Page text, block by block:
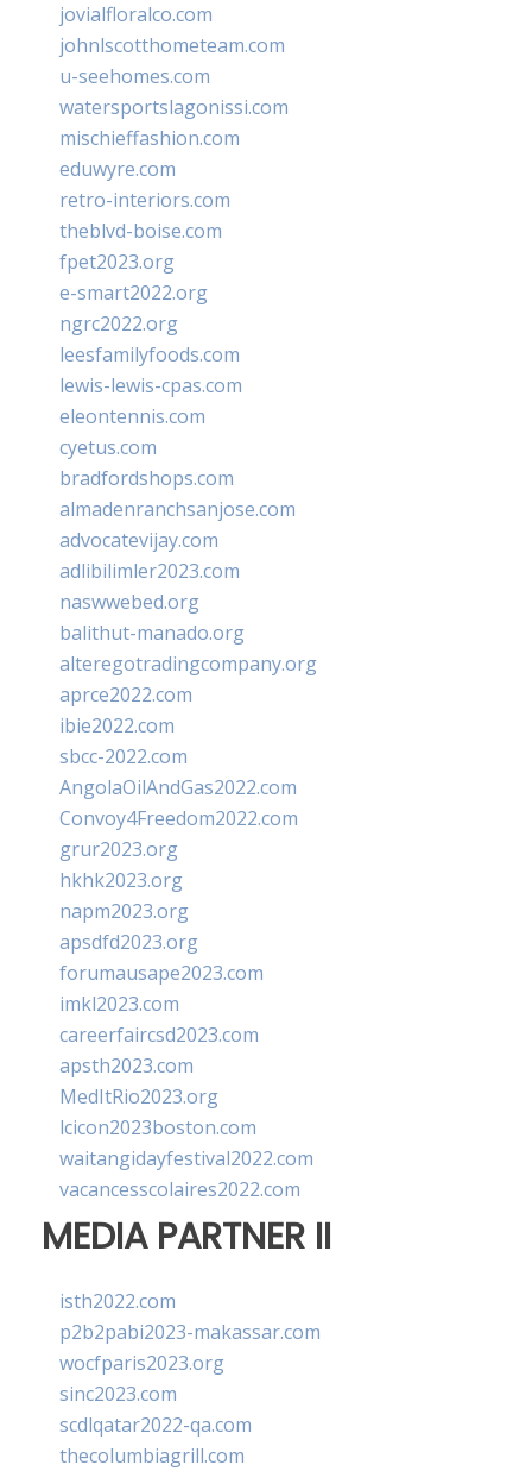
jovialfloralco.com
johnlscotthometeam.com
u-seehomes.com
watersportslagonissi.com
mischieffashion.com
eduwyre.com
retro-interiors.com
theblvd-boise.com
fpet2023.org
e-smart2022.org
ngrc2022.org
leesfamilyfoods.com
lewis-lewis-cpas.com
eleontennis.com
cyetus.com
bradfordshops.com
almadenranchsanjose.com
advocatevijay.com
adlibilimler2023.com
naswwebed.org
balithut-manado.org
alteregotradingcompany.org
aprce2022.com
ibie2022.com
sbcc-2022.com
AngolaOilAndGas2022.com
Convoy4Freedom2022.com
grur2023.org
hkhk2023.org
napm2023.org
apsdfd2023.org
forumausape2023.com
imkl2023.com
careerfaircsd2023.com
apsth2023.com
MedItRio2023.org
lcicon2023boston.com
waitangidayfestival2022.com
vacancesscolaires2022.com
MEDIA PARTNER II
isth2022.com
p2b2pabi2023-makassar.com
wocfparis2023.org
sinc2023.com
scdlqatar2022-qa.com
thecolumbiagrill.com